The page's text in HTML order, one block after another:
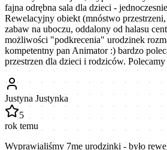
fajna odrębna sala dla dzieci -
Rewelacyjny obiekt (mnóstwo
zabaw na uboczu, oddalony od halasu
możliwości "podkrecenia" urodzinek
kompetentny pan Animator :) bardzo
przestrzen dla dzieci i rodziców.
Justyna Justynka
5
rok temu
Wyprawialiśmy 7me urodzinki - było